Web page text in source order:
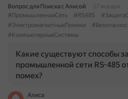
Вопрос для Поиска с Алисой
27 января
#ПромышленнаяСеть
#RS485
#ЭлектромагнитныеПомехи
#КомпьютерныеСистемы
Какие существуют способы
промышленной сети RS-485
помех?
Алиса